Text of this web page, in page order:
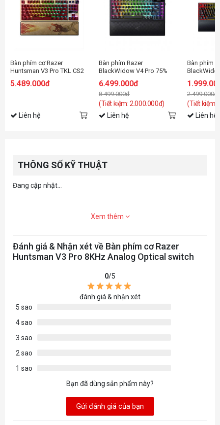
Bàn phím cơ Razer
Huntsman V3 Pro TKL CS2
Analog Optical switch
5.489.000đ
Liên hệ
Bàn phím Razer
BlackWidow V4 Pro 75%
6.499.000đ
8.499.000đ
(Tiết kiệm: 2.000.000đ)
Liên hệ
Bàn phím
2.499.000đ
(Tiết kiệm:
Liên hệ
THÔNG SỐ KỸ THUẬT
Đang cập nhật...
Xem thêm
Đánh giá & Nhận xét về Bàn phím cơ Razer
Huntsman V3 Pro 8KHz Analog Optical switch
0/5
đánh giá & nhận xét
5 sao
4 sao
3 sao
2 sao
1 sao
Bạn đã dùng sản phẩm này?
Gửi đánh giá của bạn